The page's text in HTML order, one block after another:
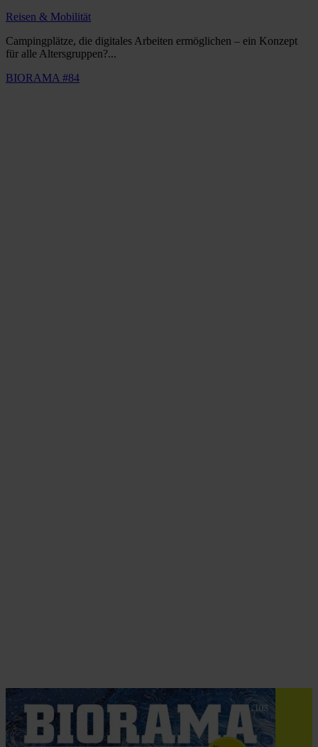
Reisen & Mobilität
Campingplätze, die digitales Arbeiten ermöglichen – ein Konzept
für alle Altersgruppen?...
BIORAMA #84